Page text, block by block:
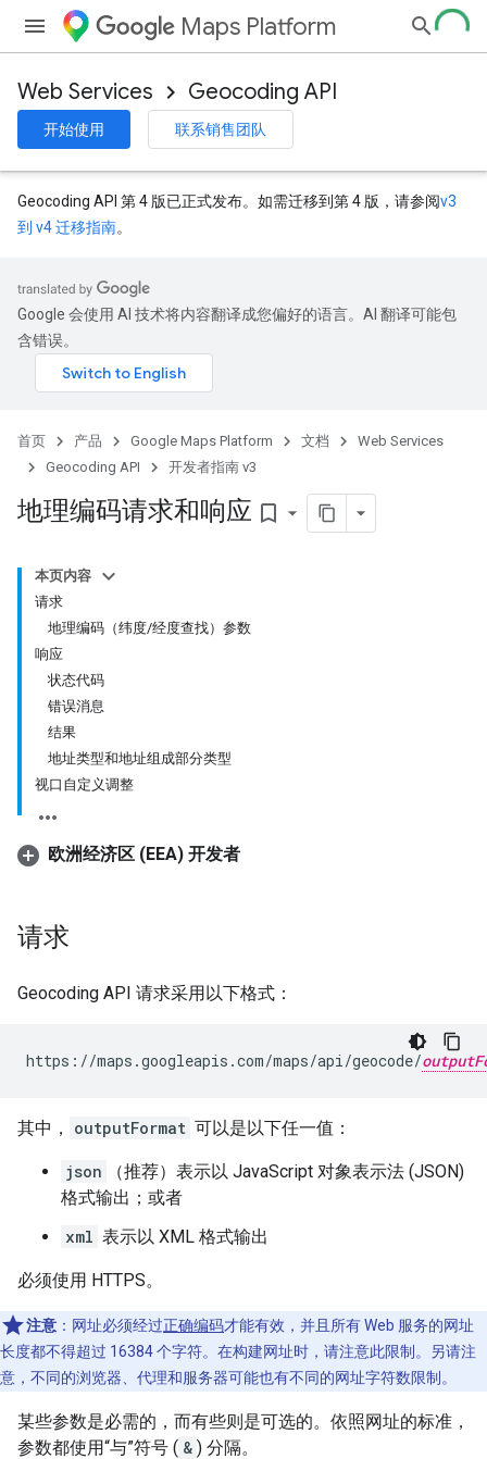
Maps Platform
Web Services Geocoding API
开始使用 联系销售团队
Geocoding API 第 4 版已正式发布。如需迁移到第 4 版，请参阅v3
到 v4 迁移指南。
Google 会使用 AI 技术将内容翻译成您偏好的语言。AI 翻译可能包
含错误。
首页 产品 Google Maps Platform 文档
Web Services
Geocoding API
开发者指南 v3
地理编码请求和响应 bookmark_border
本页内容
请求
地理编码（纬度/经度查找）参数
响应
状态代码
错误消息
结果
地址类型和地址组成部分类型
视口自定义调整
欧洲经济区 (EEA) 开发者
请求
Geocoding API 请求采用以下格式：
https://maps.googleapis.com/maps/api/geocode/
其中， outputFormat 可以是以下任一值：
json
（推荐）表示以 JavaScript 对象表示法 (JSON)
格式输出；或者
xml 表示以 XML 格式输出
必须使用 HTTPS。
注意 ：网址必须经过正确编码才能有效，并且所有 Web 服务的网址
长度都不得超过 16384 个字符。在构建网址时，请注意此限制。另请注
意，不同的浏览器、代理和服务器可能也有不同的网址字符数限制。
某些参数是必需的，而有些则是可选的。依照网址的标准，
参数都使用“与”符号 ( & ) 分隔。